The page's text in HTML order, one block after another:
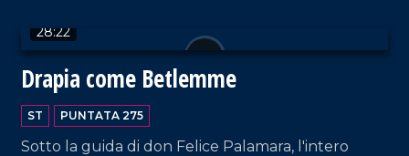
28:22
Drapia come Betlemme
ST PUNTATA 275
Sotto la guida di don Felice Palamara, l'intero